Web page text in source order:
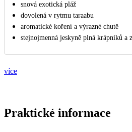
snová exotická pláž
dovolená v rytmu taraabu
aromatické koření a výrazné chutě
stejnojmenná jeskyně plná krápníků a
více
Praktické informace